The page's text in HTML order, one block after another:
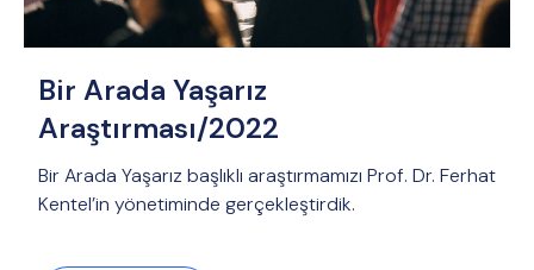
Bir Arada Yaşarız
Araştırması/2022
Bir Arada Yaşarız başlıklı araştırmamızı Prof. Dr. Ferhat
Kentel’in yönetiminde gerçekleştirdik.